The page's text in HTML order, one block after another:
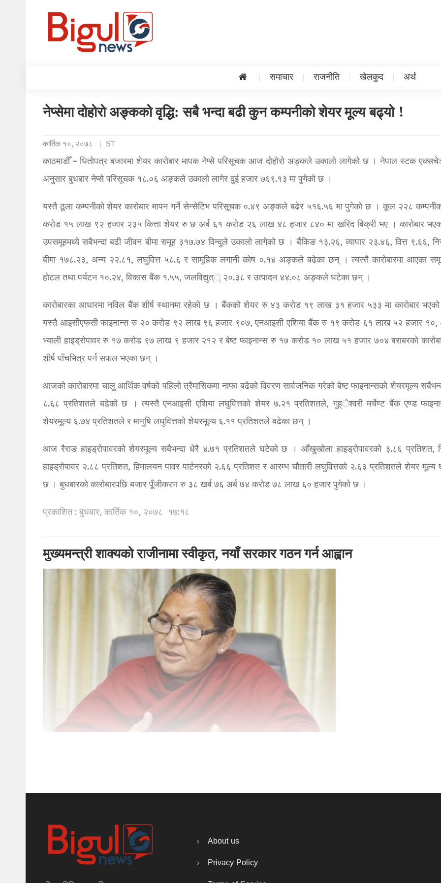
समाचार राजनीति खेलकुद अर्थ
नेप्सेमा दोहोरो अङ्कको वृद्धि: सबै भन्दा बढी कुन कम्पनीको शेयर मूल्य बढ्यो !
कार्तिक १०, २०७८ ST
काठमाडौँ – धितोपत्र बजारमा शेयर कारोबार मापक नेप्से परिसूचक आज दोहोरो अङ्कले उकालो लागेको छ । नेपाल स्टक
अनुसार बुधबार नेप्से परिसूचक १८.०६ अङ्कले उकालो लागेर दुई हजार ७६९.१३ मा पुगेको छ ।
यस्तै ठूला कम्पनीको शेयर कारोबार मापन गर्ने सेन्सेटिभ परिसूचक ०.४९ अङ्कले बढेर ५१६.५६ मा पुगेको छ । कूल २२८
करोड १५ लाख ९२ हजार २३५ कित्ता शेयर रु छ अर्ब ६१ करोड २६ लाख ४८ हजार ८४० मा खरिद बिक्री भए । कारोबार
उपसमूहमध्ये सबैभन्दा बढी जीवन बीमा समूह ३१७.७४ विन्दुले उकालो लागेको छ । बैंकिङ १३.२६, व्यापार २३.४६, वित्त ९.६६,
बीमा १७८.२३, अन्य २२.८१, लघुवित्त ५८.६ र सामूहिक लगानी कोष ०.१४ अङ्कले बढेका छन् । त्यस्तै कारोबारमा आएका
होटल तथा पर्यटन १०.२४, विकास बैंक १.५५, जलविद्युत्् २०.३८ र उत्पादन ४४.०८ अङ्कले घटेका छन् ।
कारोबारका आधारमा नविल बैंक शीर्ष स्थानमा रहेको छ । बैंकको शेयर रु ४३ करोड १९ लाख ३१ हजार ५३३ मा कारोबार
यस्तै आइसीएफसी फाइनान्स रु २० करोड ९२ लाख ९६ हजार ९०७, एनआइसी एशिया बैंक रु १९ करोड ६१ लाख ५२ हजार
भ्याली हाइड्रोपावर रु १७ करोड ९७ लाख ९ हजार २१२ र बेष्ट फाइनान्स रु १७ करोड १० लाख ५१ हजार ७०४ बराबरको
शीर्ष पाँचभित्र पर्न सफल भएका छन् ।
आजको कारोबारमा चालु आर्थिक वर्षको पहिलो त्रैमासिकमा नाफा बढेको विवरण सार्वजनिक गरेको बेष्ट फाइनान्सको शेयरमूल्य
८.६८ प्रतिशतले बढेको छ । त्यस्तै एनआइसी एशिया लघुवित्तको शेयर ७.२१ प्रतिशतले, गुह्ेश्वरी मर्चेण्ट बैंक एण्ड
शेयरमूल्य ६.७४ प्रतिशतले र मानुषि लघुवित्तको शेयरमूल्य ६.११ प्रतिशतले बढेका छन् ।
आज रैराङ हाइड्रोपावरको शेयरमूल्य सबैभन्दा धेरै ४.७१ प्रतिशतले घटेको छ । आँखुखोला हाइड्रोपावरको ३.८६ प्रतिशत,
हाइड्रोपावर २.८८ प्रतिशत, हिमालयन पावर पार्टनरको २.६६ प्रतिशत र आरम्भ चौतारी लघुवित्तको २.६३ प्रतिशतले शेयर मूल्य
छ । बुधबारको कारोबारपछि बजार पूँजीकरण रु ३८ खर्ब ७६ अर्ब ७४ करोड ७८ लाख ६० हजार पुगेको छ ।
प्रकाशित : बुधबार, कार्तिक १०, २०७८ १७:१८
मुख्यमन्त्री शाक्यको राजीनामा स्वीकृत, नयाँ सरकार गठन गर्न आह्वान
About us
Privacy Policy